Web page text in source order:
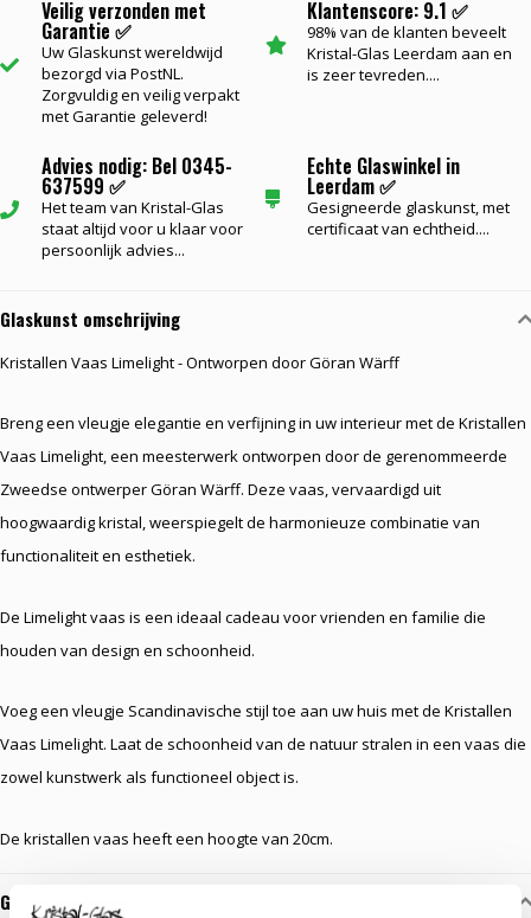
Veilig verzonden met
Garantie ✅
Uw Glaskunst wereldwijd
bezorgd via PostNL.
Zorgvuldig en veilig verpakt
met Garantie geleverd!
Klantenscore: 9.1 ✅
98% van de klanten beveelt
Kristal-Glas Leerdam aan en
is zeer tevreden....
Advies nodig: Bel 0345-
637599 ✅
Het team van Kristal-Glas
staat altijd voor u klaar voor
persoonlijk advies...
Echte Glaswinkel in
Leerdam ✅
Gesigneerde glaskunst, met
certificaat van echtheid....
Glaskunst omschrijving
Kristallen Vaas Limelight - Ontworpen door Göran Wärff
Breng een vleugje elegantie en verfijning in uw interieur met de Kristallen
Vaas Limelight, een meesterwerk ontworpen door de gerenommeerde
Zweedse ontwerper Göran Wärff. Deze vaas, vervaardigd uit
hoogwaardig kristal, weerspiegelt de harmonieuze combinatie van
functionaliteit en esthetiek.
De Limelight vaas is een ideaal cadeau voor vrienden en familie die
houden van design en schoonheid.
Voeg een vleugje Scandinavische stijl toe aan uw huis met de Kristallen
Vaas Limelight. Laat de schoonheid van de natuur stralen in een vaas die
zowel kunstwerk als functioneel object is.
De kristallen vaas heeft een hoogte van 20cm.
Gerelateerde glaskunst